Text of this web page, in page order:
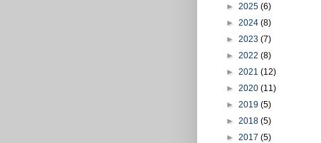
► 2025 (6)
► 2024 (8)
► 2023 (7)
► 2022 (8)
► 2021 (12)
► 2020 (11)
► 2019 (5)
► 2018 (5)
► 2017 (5)